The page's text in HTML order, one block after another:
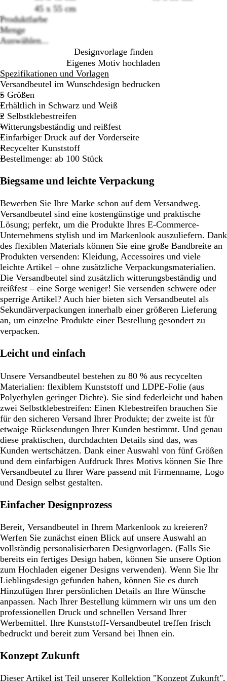
45 x 55 cm
Produktfarbe
W
e
S
c
a
r
z
Menge
Auswählen...
Designvorlage finden
Eigenes Motiv hochladen
Spezifikationen und Vorlagen
Versandbeutel im Wunschdesign bedrucken
5 Größen
Erhältlich in Schwarz und Weiß
2 Selbstklebestreifen
Witterungsbeständig und reißfest
Einfarbiger Druck auf der Vorderseite
Recycelter Kunststoff
Bestellmenge: ab 100 Stück
Biegsame und leichte Verpackung
Bewerben Sie Ihre Marke schon auf dem Versandweg.
Versandbeutel sind eine kostengünstige und praktische
Lösung; perfekt, um die Produkte Ihres E-Commerce-
Unternehmens stylish und im Markenlook auszuliefern. Dank
des flexiblen Materials können Sie eine große Bandbreite an
Produkten versenden: Kleidung, Accessoires und viele
leichte Artikel – ohne zusätzliche Verpackungsmaterialien.
Die Versandbeutel sind zusätzlich witterungsbeständig und
reißfest – eine Sorge weniger! Sie versenden schwere oder
sperrige Artikel? Auch hier bieten sich Versandbeutel als
Sekundärverpackungen innerhalb einer größeren Lieferung
an, um einzelne Produkte einer Bestellung gesondert zu
verpacken.
Leicht und einfach
Unsere Versandbeutel bestehen zu 80 % aus recycelten
Materialien: flexiblem Kunststoff und LDPE-Folie (aus
Polyethylen geringer Dichte). Sie sind federleicht und haben
zwei Selbstklebestreifen: Einen Klebestreifen brauchen Sie
für den sicheren Versand Ihrer Produkte; der zweite ist für
etwaige Rücksendungen Ihrer Kunden bestimmt. Und genau
diese praktischen, durchdachten Details sind das, was
Kunden wertschätzen. Dank einer Auswahl von fünf Größen
und dem einfarbigen Aufdruck Ihres Motivs können Sie Ihre
Versandbeutel zu Ihrer Ware passend mit Firmenname, Logo
und Design selbst gestalten.
Einfacher Designprozess
Bereit, Versandbeutel in Ihrem Markenlook zu kreieren?
Werfen Sie zunächst einen Blick auf unsere Auswahl an
vollständig personalisierbaren Designvorlagen. (Falls Sie
bereits ein fertiges Design haben, können Sie unsere Option
zum Hochladen eigener Designs verwenden). Wenn Sie Ihr
Lieblingsdesign gefunden haben, können Sie es durch
Hinzufügen Ihrer persönlichen Details an Ihre Wünsche
anpassen. Nach Ihrer Bestellung kümmern wir uns um den
professionellen Druck und schnellen Versand Ihrer
Werbemittel. Ihre Kunststoff-Versandbeutel treffen frisch
bedruckt und bereit zum Versand bei Ihnen ein.
Konzept Zukunft
Dieser Artikel ist Teil unserer Kollektion "Konzept Zukunft",